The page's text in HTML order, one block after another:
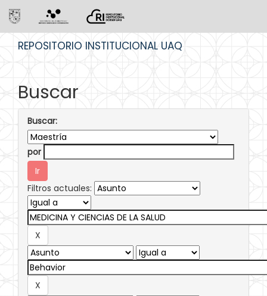
REPOSITORIO INSTITUCIONAL UAQ
Buscar
Buscar:
por
Filtros actuales: